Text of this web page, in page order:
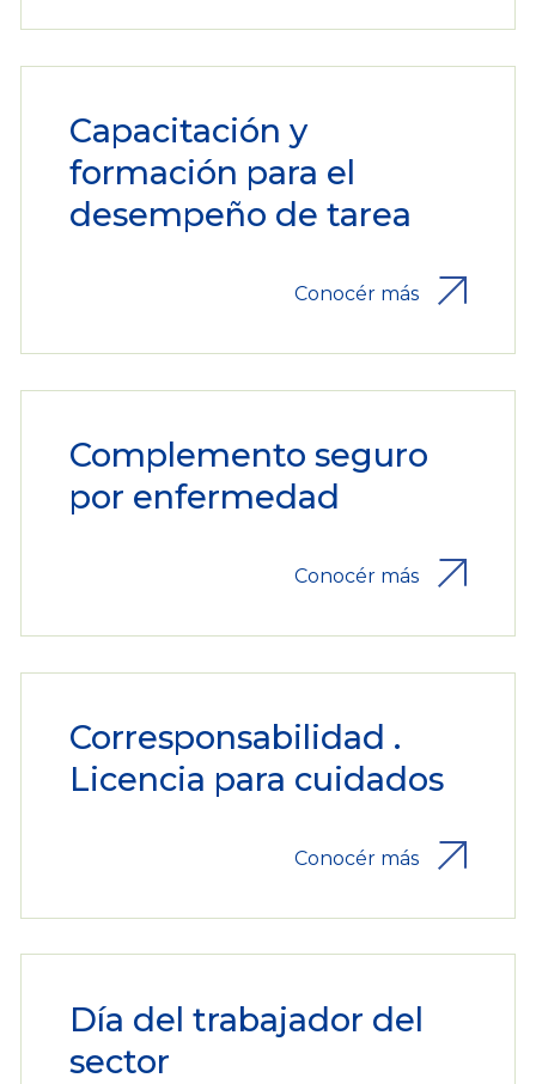
Capacitación y
formación para el
desempeño de tarea
Conocér más
Complemento seguro
por enfermedad
Conocér más
Corresponsabilidad .
Licencia para cuidados
Conocér más
Día del trabajador del
sector